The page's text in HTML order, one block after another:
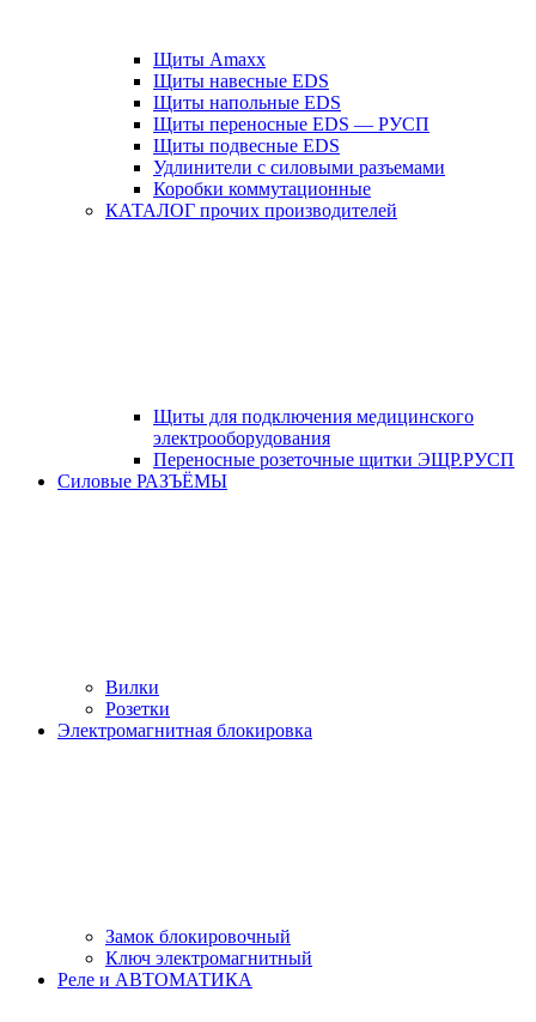
Щиты Amaxx
Щиты навесные EDS
Щиты напольные EDS
Щиты переносные EDS — РУСП
Щиты подвесные EDS
Удлинители с силовыми разъемами
Коробки коммутационные
КАТАЛОГ прочих производителей
Щиты для подключения медицинского
электрооборудования
Переносные розеточные щитки ЭЩР.РУСП
Силовые РАЗЪЁМЫ
Вилки
Розетки
Электромагнитная блокировка
Замок блокировочный
Ключ электромагнитный
Реле и АВТОМАТИКА